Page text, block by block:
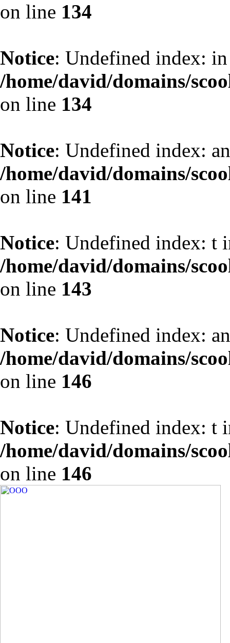
on line 134
Notice: Undefined index: in
/home/david/domains/
on line 134
Notice: Undefined index:
/home/david/domains/
on line 141
Notice: Undefined index: t
/home/david/domains/
on line 143
Notice: Undefined index:
/home/david/domains/
on line 146
Notice: Undefined index: t
/home/david/domains/
on line 146